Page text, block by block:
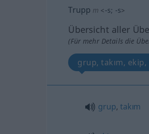
Trupp m <-s; -s>
Übersicht aller
(Für mehr Details die
grup, takım,
grup,takım